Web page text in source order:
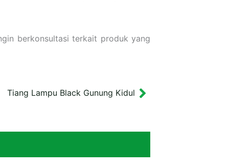
berkonsultasi terkait produk yang
Tiang Lampu Black Gunung Kidul Next